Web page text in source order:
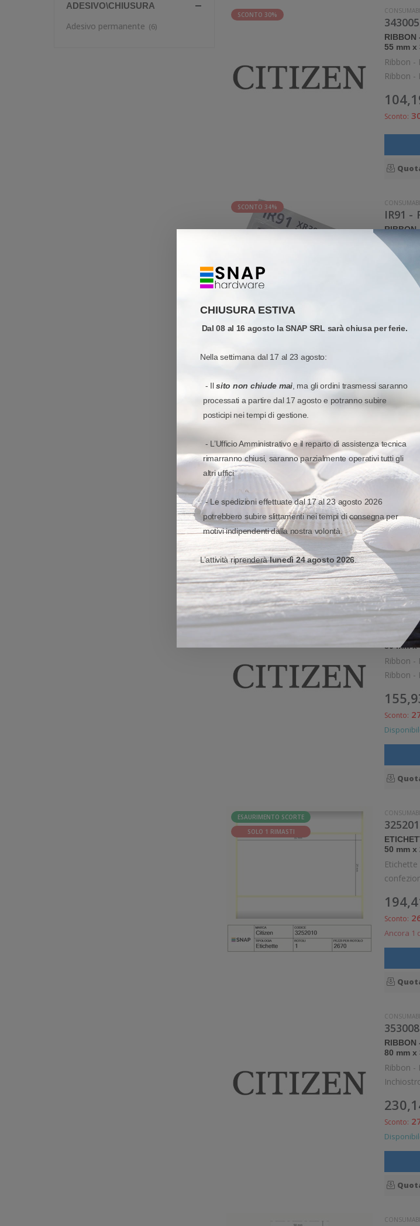
CHIUSURA ESTIVA
Dal 08 al 16 agosto la SNAP SRL sarà chiusa per ferie.
Nella settimana dal 17 al 23 agosto:
- Ilsito non chiude mai, ma gli ordini trasmessi saranno
processati a partire dal 17 agosto e potranno subire
posticipi nei tempi di gestione.
- L’Ufficio Amministrativo e il reparto di assistenza tecnica
rimarranno chiusi, saranno parzialmente operativi tutti gli
altri uffici
- Le spedizioni effettuate dal 17 al 23 agosto 2026
potrebbero subire slittamenti nei tempi di consegna per
motivi indipendenti dalla nostra volontà.
L’attività riprenderàlunedì 24 agosto 2026.
SCONTO 30%
RIBBON
55 mm x
Ribbon -
Ribbon -
Sconto:
SCONTO 34%
IR91 -
RIBBON
1 dm x 1
Ribbon -
nastro
Pronta
SCONTO 30%
110 mm
Ribbon -
Ribbon
Pronta
Quota
80 mm x
Ribbon -
Ribbon -
Sconto:
ESAURIMENTO SCORTE
SOLO 1 RIMASTI
50 mm x
Sconto:
Ancora 1
RIBBON
80 mm x
Ribbon -
Sconto:
ADESIVO\CHIUSURA
Adesivo permanente (6)